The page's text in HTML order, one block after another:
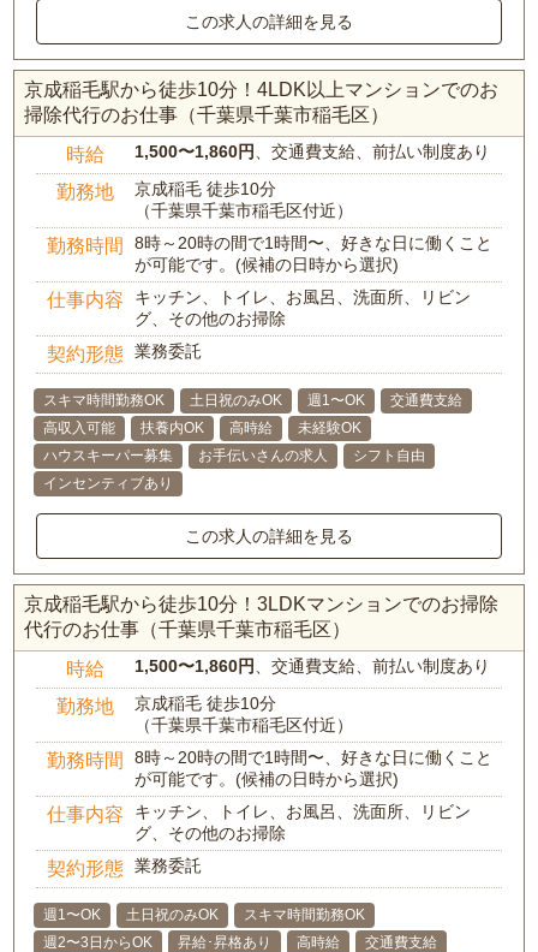
この求人の詳細を見る
京成稲毛駅から徒歩10分！4LDK以上マンションでのお
掃除代行のお仕事（千葉県千葉市稲毛区）
時給 1,500〜1,860円 、交通費支給、前払い制度あり
勤務地
京成稲毛 徒歩10分
（千葉県千葉市稲毛区付近）
勤務時間
8時～20時の間で1時間〜、好きな日に働くこと
が可能です。(候補の日時から選択)
仕事内容
キッチン、トイレ、お風呂、洗面所、リビン
グ、その他のお掃除
契約形態 業務委託
スキマ時間勤務OK 土日祝のみOK 週1〜OK
交通費支給
高収入可能
扶養内OK 高時給
未経験OK
ハウスキーパー募集
お手伝いさんの求人
シフト自由
インセンティブあり
この求人の詳細を見る
京成稲毛駅から徒歩10分！3LDKマンションでのお掃除
代行のお仕事（千葉県千葉市稲毛区）
時給 1,500〜1,860円 、交通費支給、前払い制度あり
勤務地
京成稲毛 徒歩10分
（千葉県千葉市稲毛区付近）
勤務時間
8時～20時の間で1時間〜、好きな日に働くこと
が可能です。(候補の日時から選択)
仕事内容
キッチン、トイレ、お風呂、洗面所、リビン
グ、その他のお掃除
契約形態 業務委託
週1〜OK 土日祝のみOK
スキマ時間勤務OK
週2〜3日からOK
昇給･昇格あり 高時給
交通費支給